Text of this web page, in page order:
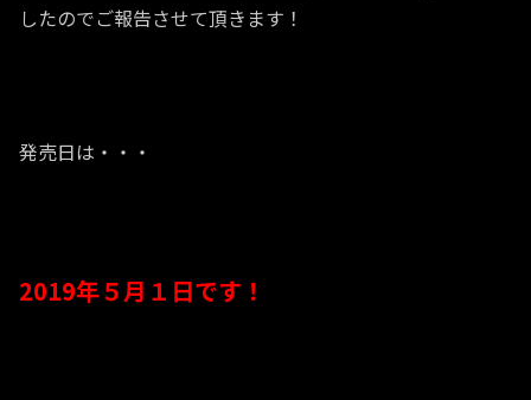
したのでご報告させて頂きます！
発売日は・・・
2019年５月１日です！